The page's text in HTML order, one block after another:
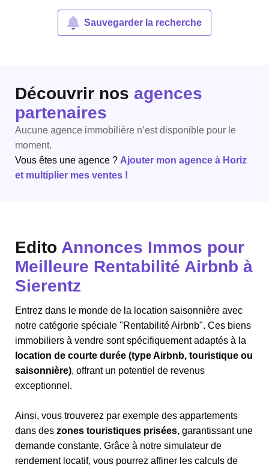
Sauvegarder la recherche
Découvrir nos agences
partenaires
Aucune agence immobilière n’est disponible pour le
moment.
Vous êtes une agence ? Ajouter mon agence à Horiz
et multiplier mes ventes !
Edito Annonces Immos pour
Meilleure Rentabilité Airbnb à
Sierentz
Entrez dans le monde de la location saisonnière avec
notre catégorie spéciale "Rentabilité Airbnb". Ces biens
immobiliers à vendre sont spécifiquement adaptés à la
location de courte durée (type Airbnb, touristique ou
saisonnière), offrant un potentiel de revenus
exceptionnel.
Ainsi, vous trouverez par exemple des appartements
dans des zones touristiques prisées, garantissant une
demande constante. Grâce à notre simulateur de
rendement locatif, vous pourrez affiner les calculs de